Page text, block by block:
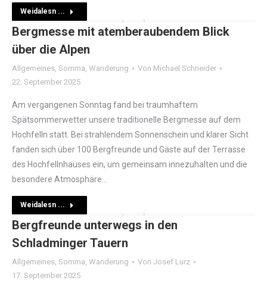
Weidalesn ...
Bergmesse mit atemberaubendem Blick
über die Alpen
Allgemeines, Somma, Wanderung Von Michael Schneider
22. September 2025
Am vergangenen Sonntag fand bei traumhaftem
Spätsommerwetter unsere traditionelle Bergmesse auf dem
Hochfelln statt. Bei strahlendem Sonnenschein und klarer Sicht
fanden sich über 100 Bergfreunde und Gäste auf der Terrasse
des Hochfellnhauses ein, um gemeinsam innezuhalten und die
besondere Atmosphäre…
Weidalesn ...
Bergfreunde unterwegs in den
Schladminger Tauern
Allgemeines, Somma, Wanderung Von Josef Lurz
17. September 2025